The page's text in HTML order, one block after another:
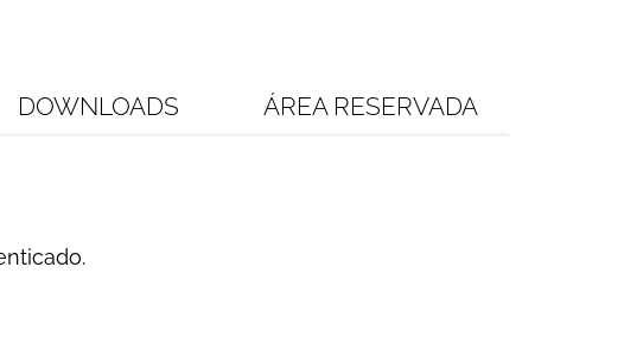
DOWNLOADS ÁREA RESERVADA